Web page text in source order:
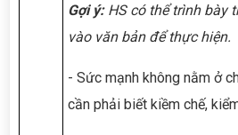
Gợi ý: HS có thể trình bày
vào văn bản để thực hiện.
- Sức mạnh không nằm ở
cần phải biết kiềm chế,